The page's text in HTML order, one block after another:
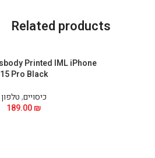
Related products
Printed IML iPhone
15 Pro Black
כיסויים,טלפון
189.00₪